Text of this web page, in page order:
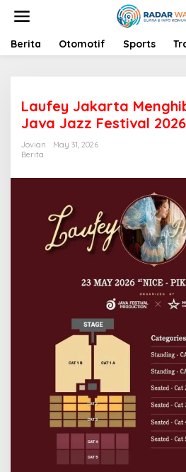
t
Berita Otomotif Sports
Laufey Jakarta
Java Jazz Festival 2026
Jovian
May 31, 2026
Berita